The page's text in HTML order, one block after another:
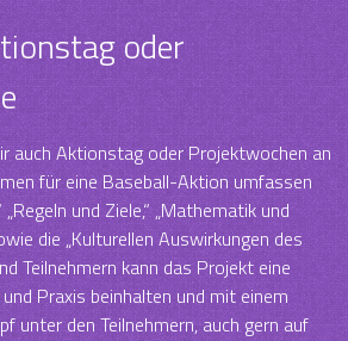
oder
auch Aktionstag oder Projektwochen an
für eine Baseball-Aktion umfassen
und Ziele,“ „Mathematik und
die „Kulturellen Auswirkungen des
Teilnehmern kann das Projekt eine
Praxis beinhalten und mit einem
unter den Teilnehmern, auch gern auf